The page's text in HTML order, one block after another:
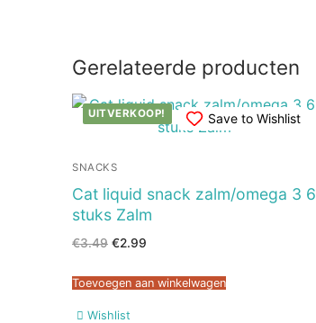
Gerelateerde producten
UITVERKOOP! Save to Wishlist
SNACKS
Cat liquid snack zalm/omega 3 6
stuks Zalm
€3.49 Oorspronkelijke
€3.49.
€2.99
€2.99.
Toevoegen aan winkelwagen
Wishlist